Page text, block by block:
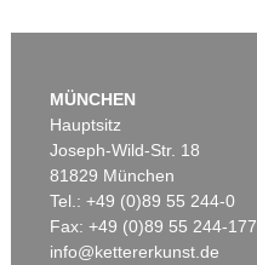
Auktion 542 - Lot 29
MÜNCHEN
Hauptsitz
Joseph-Wild-Str. 18
81829 München
Tel.: +49 (0)89 55 244-0
Fax: +49 (0)89 55 244-177
info@kettererkunst.de